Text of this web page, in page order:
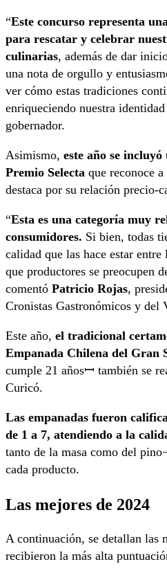
“Este concurso representa
para rescatar y celebrar
culinarias, además de dar
una nota de orgullo y
ver cómo estas tradiciones
enriqueciendo nuestra
gobernador.
Asimismo, este año se
Premio Selecta que reconoce
destaca por su relación precio-
“Esta es una categoría muy
consumidores. Si bien, todas
calidad que las hace estar entre
que productores se preocupen
comentó Patricio Rojas,
Cronistas Gastronómicos y del
Este año, el tradicional
Empanada Chilena del Gran
cumple 21 añosꟷ también se
Curicó.
Las empanadas fueron
de 1 a 7, atendiendo a la
tanto de la masa como del
cada producto.
Las mejores de 2024
A continuación, se detallan las
recibieron la más alta